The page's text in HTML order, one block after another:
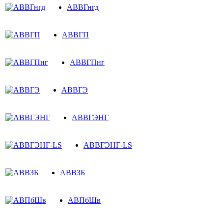
АВВГнгд
АВВГП
АВВГПнг
АВВГЭ
АВВГЭНГ
АВВГЭНГ-LS
АВВЗБ
АВПбШв